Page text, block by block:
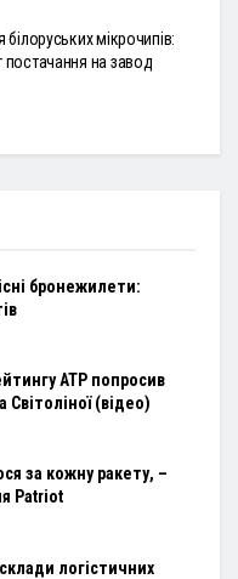
мікрочипів:
на завод
бронежилети:
ATP попросив
Світоліної (відео)
за кожну ракету, –
Patriot
логістичних